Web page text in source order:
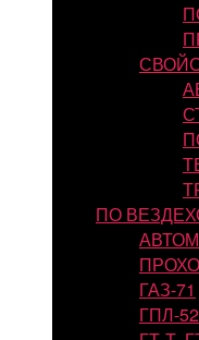
ПО
ГАЗ-71
ГПЛ-